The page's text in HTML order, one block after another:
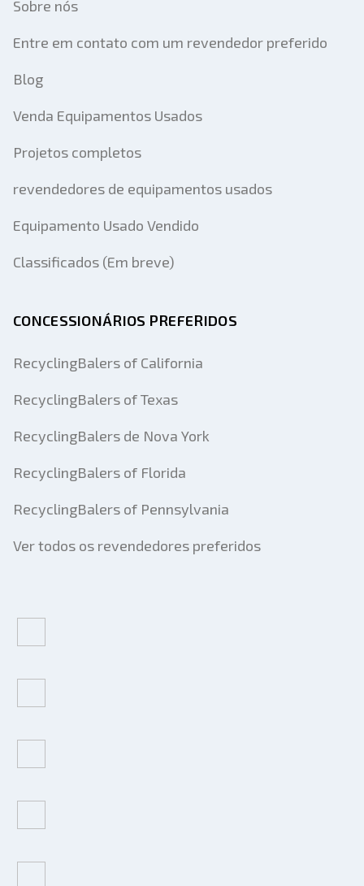
Sobre nós
Entre em contato com um revendedor preferido
Blog
Venda Equipamentos Usados
Projetos completos
revendedores de equipamentos usados
Equipamento Usado Vendido
Classificados (Em breve)
CONCESSIONÁRIOS PREFERIDOS
RecyclingBalers of California
RecyclingBalers of Texas
RecyclingBalers de Nova York
RecyclingBalers of Florida
RecyclingBalers of Pennsylvania
Ver todos os revendedores preferidos